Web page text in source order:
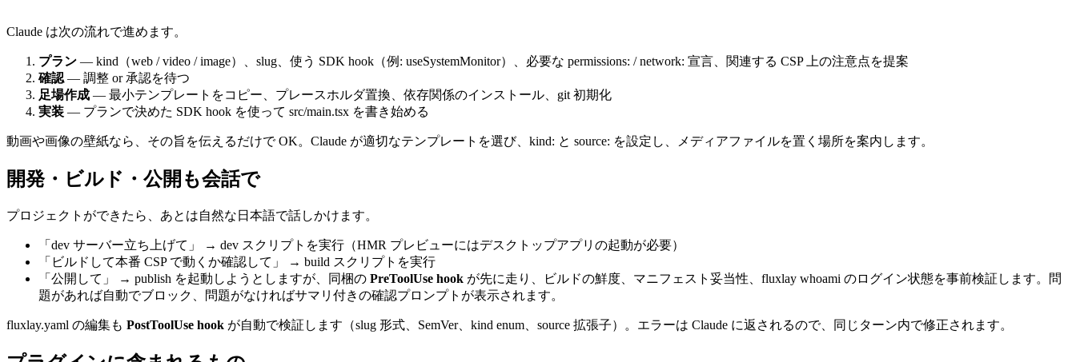
Claude は次の流れで進めます。
プラン — kind （web /video /image）、 slug 、使う SDK hook（例: useSystemMonitor）、必要な permissions: /network: 宣言、関連する CSP 上の注意点を提案
確認 — 調整 or 承認を待つ
足場作成 — 最小テンプレートをコピー、プレースホルダ置換、依存関係のインストール、git 初期化
実装 — プランで決めた SDK hook を使って src/main.tsx を書き始める
動画や画像の壁紙なら、その旨を伝えるだけで OK。Claude が適切なテンプレートを選び、 kind: と source: を設定し、メディアファイルを置く場所を案内します。
開発・ビルド・公開も会話で
プロジェクトができたら、あとは自然な日本語で話しかけます。
「dev サーバー立ち上げて」 → dev スクリプトを実行（HMR プレビューにはデスクトップアプリの起動が必要）
「ビルドして本番 CSP で動くか確認して」 → build スクリプトを実行
「公開して」 → publish を起動しようとしますが、同梱の PreToolUse hook が先に走り、ビルドの鮮度、マニフェスト妥当性、 fluxlay whoami のログイン状態を事前検証します。問
題があれば自動でブロック、問題がなければサマリ付きの確認プロンプトが表示されます。
fluxlay.yaml の編集も PostToolUse hook が自動で検証します（slug 形式、SemVer、 kind enum、 source 拡張子）。エラーは Claude に返されるので、同じターン内で修正されます。